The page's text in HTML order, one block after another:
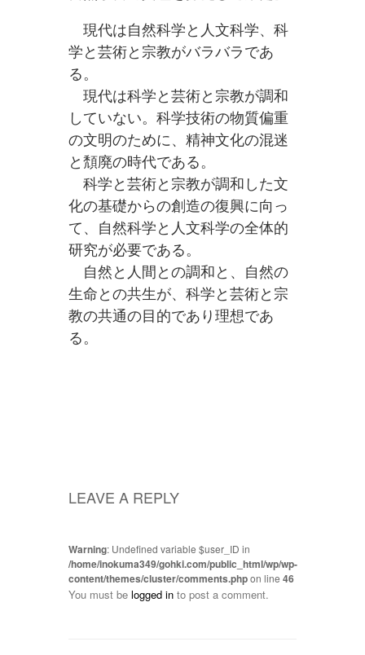
現代は自然科学と人文科学、科
学と芸術と宗教がバラバラであ
る。
現代は科学と芸術と宗教が調和
していない。科学技術の物質偏重
の文明のために、精神文化の混迷
と頽廃の時代である。
科学と芸術と宗教が調和した文
化の基礎からの創造の復興に向っ
て、自然科学と人文科学の全体的
研究が必要である。
自然と人間との調和と、自然の
生命との共生が、科学と芸術と宗
教の共通の目的であり理想であ
る。
LEAVE A REPLY
Warning: Undefined variable $user_ID in
/home/inokuma349/gohki.com/public_html/wp/wp-
content/themes/cluster/comments.phpon line 46
You must be logged in to post a comment.